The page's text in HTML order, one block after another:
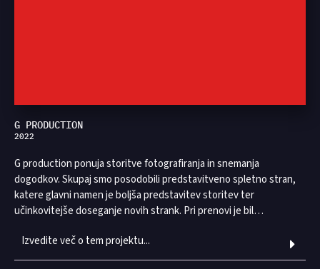
G PRODUCTION
2022
G production ponuja storitve fotografiranja in snemanja
dogodkov. Skupaj smo posodobili predstavitveno spletno stran,
katere glavni namen je boljša predstavitev storitev ter
učinkovitejše doseganje novih strank. Pri prenovi je bil…
Izvedite več o tem projektu...